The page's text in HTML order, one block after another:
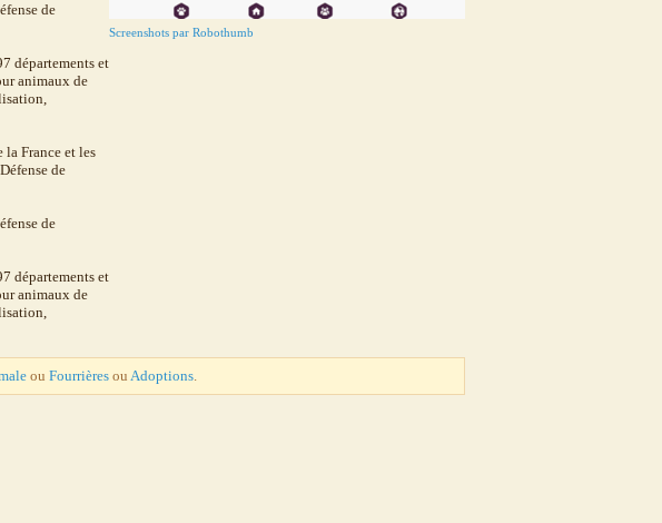
de
départements et
animaux de
la France et les
de
de
départements et
animaux de
Screenshots par Robothumb
ou Fourrières ou Adoptions.